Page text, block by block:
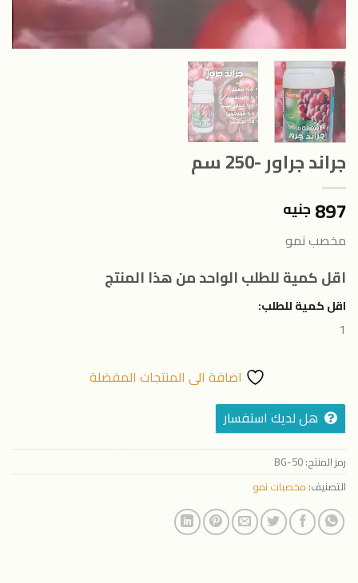
جراند جراور -250 سم
897 جنيه
مخصب نمو
اقل كمية للطلب الواحد من هذا المنتج
اقل كمية للطلب:
1
اضافة الى المنتجات المفضلة
هل لديك استفسار
رمز المنتج:BG-50
التصنيف: مخصبات نمو